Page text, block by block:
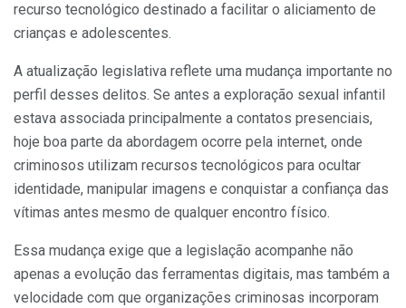
recurso tecnológico destinado a facilitar o aliciamento de
crianças e adolescentes.
A atualização legislativa reflete uma mudança importante no
perfil desses delitos. Se antes a exploração sexual infantil
estava associada principalmente a contatos presenciais,
hoje boa parte da abordagem ocorre pela internet, onde
criminosos utilizam recursos tecnológicos para ocultar
identidade, manipular imagens e conquistar a confiança das
vítimas antes mesmo de qualquer encontro físico.
Essa mudança exige que a legislação acompanhe não
apenas a evolução das ferramentas digitais, mas também a
velocidade com que organizações criminosas incorporam